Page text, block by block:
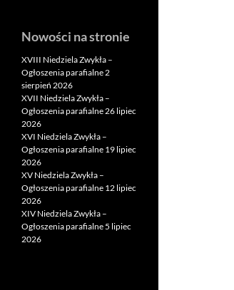
Nowości na stronie
XVIII Niedziela Zwykła –
Ogłoszenia parafialne 2
sierpień 2026
XVII Niedziela Zwykła –
Ogłoszenia parafialne 26 lipiec
2026
XVI Niedziela Zwykła –
Ogłoszenia parafialne 19 lipiec
2026
XV Niedziela Zwykła –
Ogłoszenia parafialne 12 lipiec
2026
XIV Niedziela Zwykła –
Ogłoszenia parafialne 5 lipiec
2026